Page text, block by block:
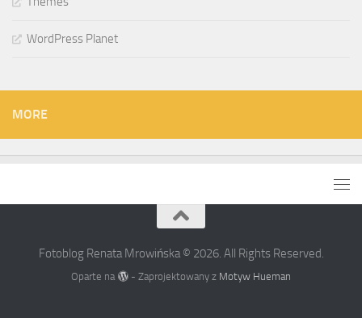
WordPress Planet
MORE
Fotoblog Renata Mrowińska © 2026. All Rights Reserved.
Oparte na - Zaprojektowany z Motyw Hueman